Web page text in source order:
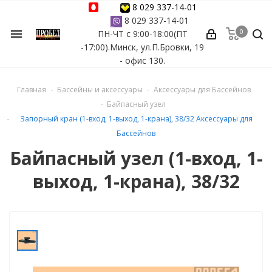
menu
8 029 337-14-01
8 029 337-14-01
ПН-ЧТ с 9:00-18:00(ПТ
-17:00).Минск, ул.П.Бровки, 19
- офис 130.
бассейнов
0
Главная Бассейны и аксессуары
Аксессуары для Бассейнов
Байпасный узел
Запорный кран (1-вход, 1-выход, 1-крана), 38/32 Аксессуары для
Бассейнов
Байпасный узел (1-вход, 1-
выход, 1-крана), 38/32